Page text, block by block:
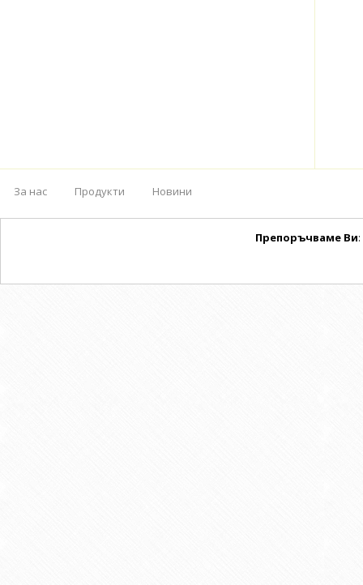
За нас Продукти Новини
Препоръчваме Ви: